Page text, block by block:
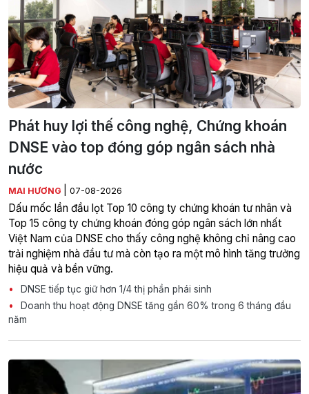
Phát huy lợi thế công nghệ, Chứng khoán
DNSE vào top đóng góp ngân sách nhà
nước
MAI HƯƠNG 07-08-2026
Dấu mốc lần đầu lọt Top 10 công ty chứng khoán tư nhân và
Top 15 công ty chứng khoán đóng góp ngân sách lớn nhất
Việt Nam của DNSE cho thấy công nghệ không chỉ nâng cao
trải nghiệm nhà đầu tư mà còn tạo ra một mô hình tăng trưởng
hiệu quả và bền vững.
DNSE tiếp tục giữ hơn 1/4 thị phần phái sinh
Doanh thu hoạt động DNSE tăng gần 60% trong 6 tháng đầu
năm